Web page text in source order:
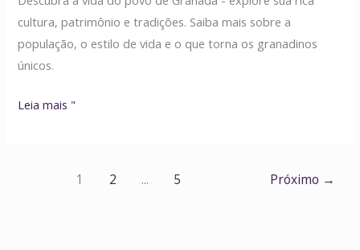
cultura, patrimônio e tradições. Saiba mais sobre a
população, o estilo de vida e o que torna os granadinos
únicos.
Leia mais "
1 2 ... 5 Próximo →